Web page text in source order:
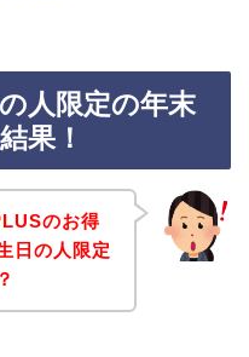
人限定の年末
果！
のお得
日の人限定